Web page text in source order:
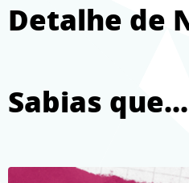
Detalhe de
Sabias que...